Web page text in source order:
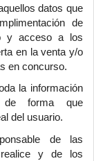
datos que
de
y acceso a los
en la venta y/o
en concurso.
la información
de forma que
del usuario.
de las
realice y de los